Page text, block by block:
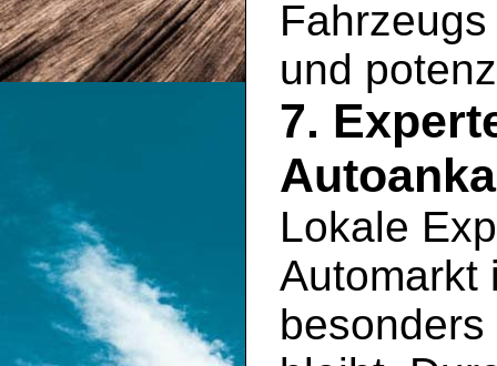
und
7.
Lokale
Automarkt